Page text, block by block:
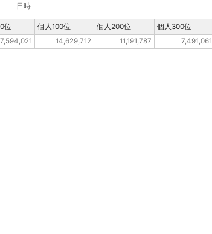
日時
14,629,712 11,191,787 7,491,061
位 個人100位 個人200位 個人300位